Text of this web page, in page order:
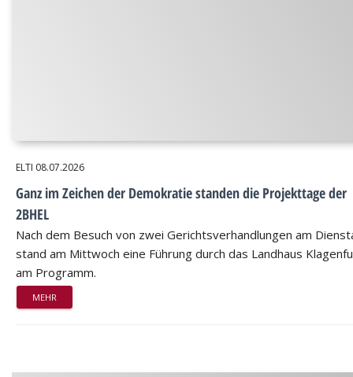
ELTI 08.07.2026
Ganz im Zeichen der Demokratie standen die Projekttage der
2BHEL
Nach dem Besuch von zwei Gerichtsverhandlungen am
stand am Mittwoch eine Führung durch das Landhaus
am Programm.
MEHR